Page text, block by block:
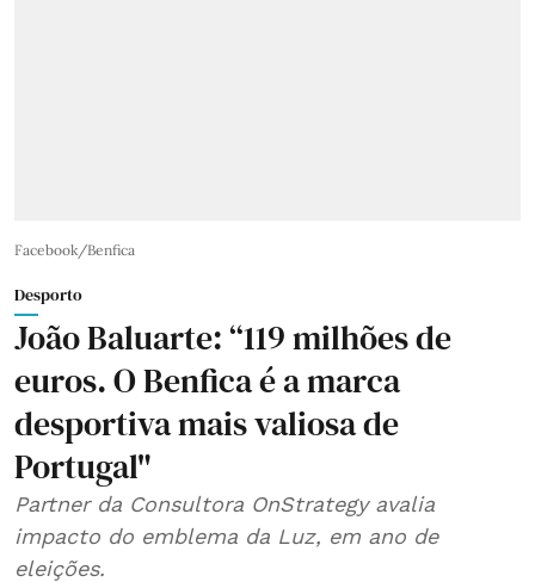
Facebook/Benfica
Desporto
João Baluarte: “119 milhões de
euros. O Benfica é a marca
desportiva mais valiosa de
Portugal"
Partner da Consultora OnStrategy avalia
impacto do emblema da Luz, em ano de
eleições.